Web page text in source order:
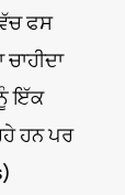
ਫਸ
ਇੱਕ
ਹਨ ਪਰ